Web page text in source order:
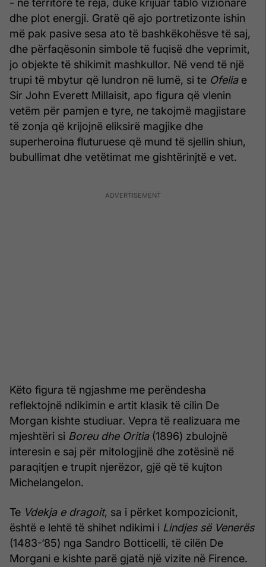
- në territore të reja, duke krijuar tablo vizionare
dhe plot energji. Gratë që ajo portretizonte ishin
më pak pasive sesa ato të bashkëkohësve të saj,
dhe përfaqësonin simbole të fuqisë dhe veprimit,
jo objekte të shikimit mashkullor. Në vend të një
trupi të mbytur që lundron në lumë, si te Ofeliae
Sir John Everett Millaisit, apo figura që vlenin
vetëm për pamjen e tyre, ne takojmë magjistare
të zonja që krijojnë eliksirë magjike dhe
superheroina fluturuese që mund të sjellin shiun,
bubullimat dhe vetëtimat me gishtërinjtë e vet.
Këto figura të ngjashme me perëndesha
reflektojnë ndikimin e artit klasik të cilin De
Morgan kishte studiuar. Vepra të realizuara me
mjeshtëri si Boreu dhe Oritia(1896) zbulojnë
interesin e saj për mitologjinë dhe zotësinë në
paraqitjen e trupit njerëzor, gjë që të kujton
Michelangelon.
Te Vdekja e dragoit, sa i përket kompozicionit,
është e lehtë të shihet ndikimi i Lindjes së Venerës
(1483-‘85) nga Sandro Botticelli, të cilën De
Morgani e kishte parë gjatë një vizite në Firence.